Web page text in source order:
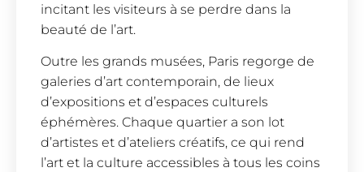
incitant les visiteurs à se perdre dans la
beauté de l’art.
Outre les grands musées, Paris regorge de
galeries d’art contemporain, de lieux
d’expositions et d’espaces culturels
éphémères. Chaque quartier a son lot
d’artistes et d’ateliers créatifs, ce qui rend
l’art et la culture accessibles à tous les coins